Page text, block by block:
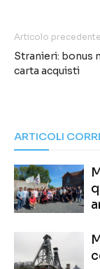
Articolo precedente
Stranieri: bonus
carta acquisti
ARTICOLI